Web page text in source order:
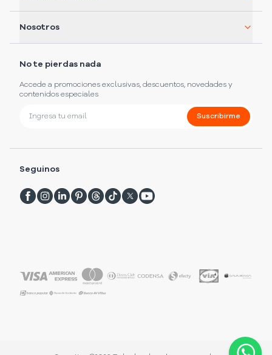
Nosotros
No te pierdas nada
Accede a promociones exclusivas, descuentos, novedades y
contenidos especiales
Suscribirme
Seguinos